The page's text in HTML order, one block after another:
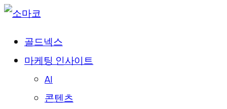
골드넥스
마케팅 인사이트
AI
콘텐츠